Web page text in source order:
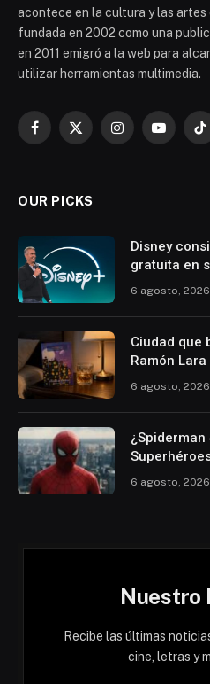
acontece en la cultura y las artes
fundada en 2002 como una
en 2011 emigró a la web para
utilizar herramientas multimedia.
Facebook
X
InstagramYouTube
OUR PICKS
Disney
gratuita en
6 agosto, 2026
Ciudad que
Ramón Lara
6 agosto, 2026
6 agosto, 2026
Nuestro
Recibe las últimas
cine, letras y